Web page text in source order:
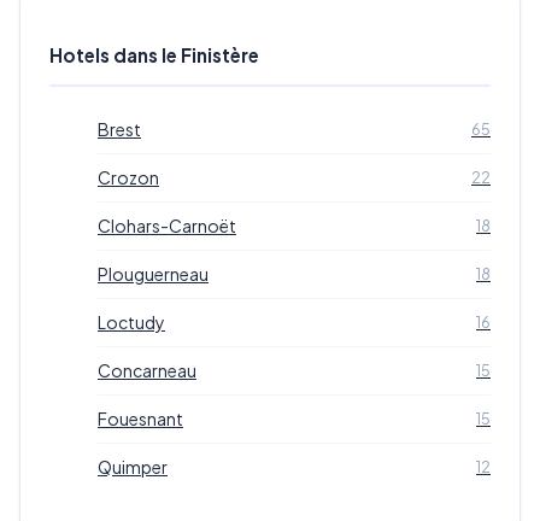
Hotels dans le Finistère
Brest 65
Crozon 22
Clohars-Carnoët 18
Plouguerneau 18
Loctudy 16
Concarneau 15
Fouesnant 15
Quimper 12